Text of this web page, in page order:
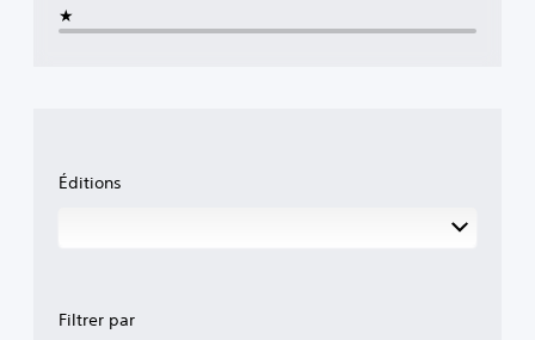
★
Éditions
Filtrer par